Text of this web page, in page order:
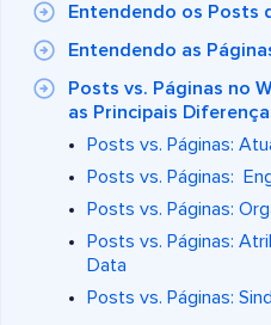
Entendendo os Posts
Entendendo as
Posts vs. Páginas no
as Principais
Posts vs. Páginas:
Posts vs. Páginas:
Posts vs. Páginas:
Posts vs. Páginas:
Data
Posts vs. Páginas: